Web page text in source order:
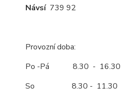
Návsí739 92
Provozní doba:
Po -Pá 8.30 - 16.30
So 8.30 - 11.30